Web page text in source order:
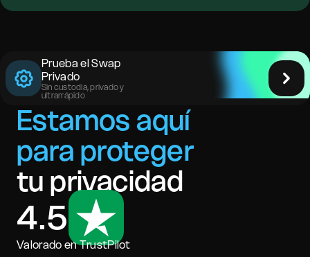
Prueba el Swap
Privado
Sin custodia, privado y
ultrarrápido
Estamos aquí
para proteger
tu privacidad
4.5
Valorado en TrustPilot